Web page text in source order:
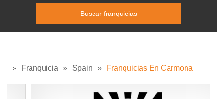
» Franquicia » Spain » Franquicias En Carmona